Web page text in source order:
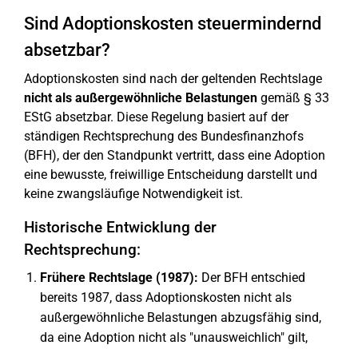
Sind Adoptionskosten steuermindernd
absetzbar?
Adoptionskosten sind nach der geltenden Rechtslage
nicht als außergewöhnliche Belastungen gemäß § 33
EStG absetzbar. Diese Regelung basiert auf der
ständigen Rechtsprechung des Bundesfinanzhofs
(BFH), der den Standpunkt vertritt, dass eine Adoption
eine bewusste, freiwillige Entscheidung darstellt und
keine zwangsläufige Notwendigkeit ist.
Historische Entwicklung der
Rechtsprechung:
Frühere Rechtslage (1987): Der BFH entschied
bereits 1987, dass Adoptionskosten nicht als
außergewöhnliche Belastungen abzugsfähig sind,
da eine Adoption nicht als "unausweichlich" gilt,